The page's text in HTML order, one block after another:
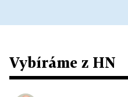
Vybíráme z HN